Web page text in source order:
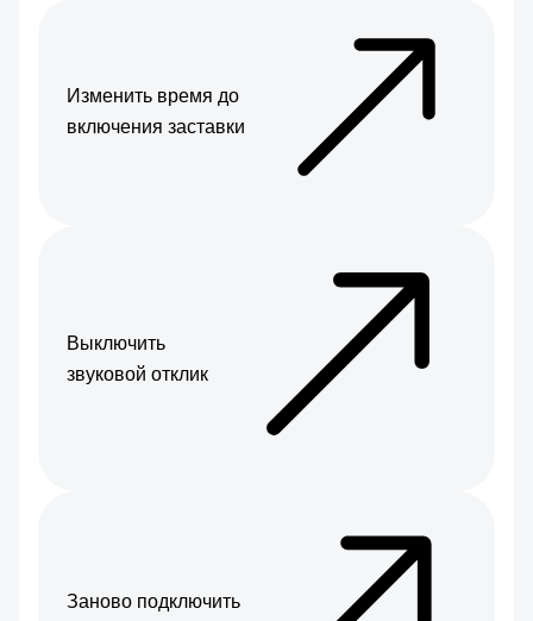
Изменить время до
включения заставки
Выключить
звуковой отклик
Заново подключить